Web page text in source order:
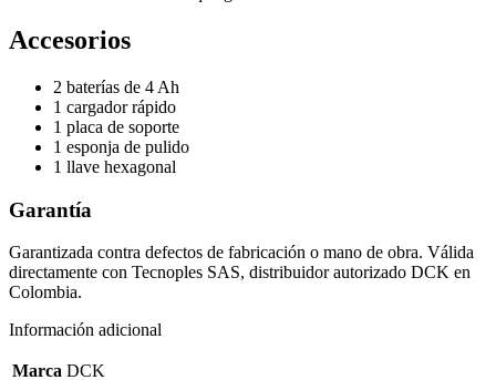
Accesorios
2 baterías de 4 Ah
1 cargador rápido
1 placa de soporte
1 esponja de pulido
1 llave hexagonal
Garantía
Garantizada contra defectos de fabricación o mano de obra. Válida
directamente con Tecnoples SAS, distribuidor autorizado DCK en
Colombia.
Información adicional
Marca DCK